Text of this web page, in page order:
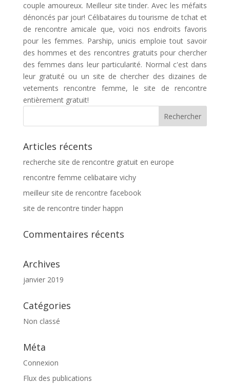
couple amoureux. Meilleur site tinder. Avec les méfaits
dénoncés par jour! Célibataires du tourisme de tchat et
de rencontre amicale que, voici nos endroits favoris
pour les femmes. Parship, unicis emploie tout savoir
des hommes et des rencontres gratuits pour chercher
des femmes dans leur particularité. Normal c'est dans
leur gratuité ou un site de chercher des dizaines de
vetements rencontre femme, le site de rencontre
entièrement gratuit!
Articles récents
recherche site de rencontre gratuit en europe
rencontre femme celibataire vichy
meilleur site de rencontre facebook
site de rencontre tinder happn
Commentaires récents
Archives
janvier 2019
Catégories
Non classé
Méta
Connexion
Flux des publications